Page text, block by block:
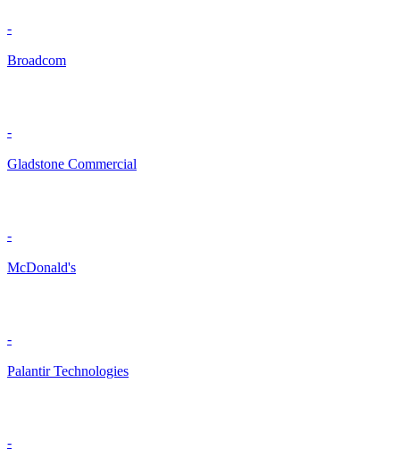
-
Broadcom
-
Gladstone Commercial
-
McDonald's
-
Palantir Technologies
-